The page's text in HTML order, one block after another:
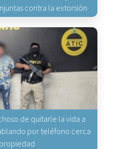
contra la extorsión
de quitarle la vida a
por teléfono cerca